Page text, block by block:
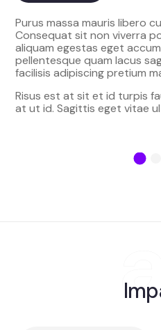
Purus massa mauris libero
Consequat sit non viverra
aliquam egestas eget
pellentesque quam lacus
facilisis adipiscing pretium
Risus est at sit et id turpis
at ut id. Sagittis eget vitae